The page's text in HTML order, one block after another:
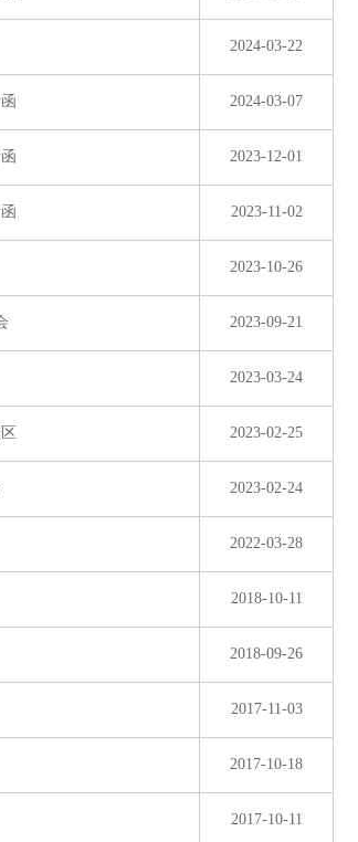
2024-03-22
2024-03-07
2023-12-01
2023-11-02
2023-10-26
2023-09-21
2023-03-24
2023-02-25
2023-02-24
2022-03-28
2018-10-11
2018-09-26
2017-11-03
2017-10-18
2017-10-11